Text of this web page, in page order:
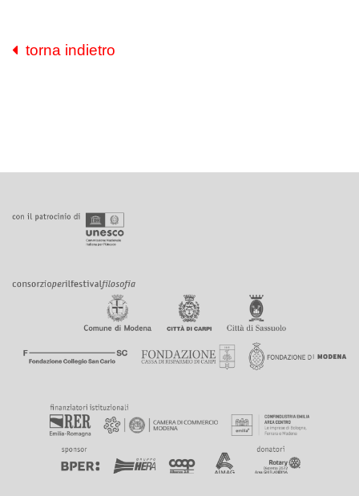
torna indietro